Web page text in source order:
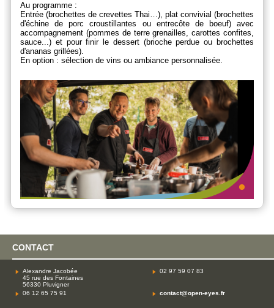
Au programme :
Entrée (brochettes de crevettes Thai…), plat convivial (brochettes
d'échine de porc croustillantes ou entrecôte de boeuf) avec
accompagnement (pommes de terre grenailles, carottes confites,
sauce...) et pour finir le dessert (brioche perdue ou brochettes
d'ananas grillées).
En option : sélection de vins ou ambiance personnalisée.
CONTACT
Alexandre Jacobée
45 rue des Fontaines
56330 Pluvigner
02 97 59 07 83
06 12 65 75 91 contact@open-eyes.fr